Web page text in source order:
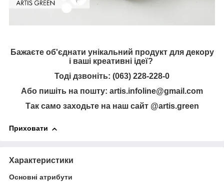
Бажаєте об'єднати унікальний продукт для декору
і ваші креативні ідеї?
Тоді дзвоніть: (063) 228-228-0
Або пишіть на пошту: artis.infoline@gmail.com
Так само заходьте на наш сайт @artis.green
Приховати
Характеристики
Основні атрибути